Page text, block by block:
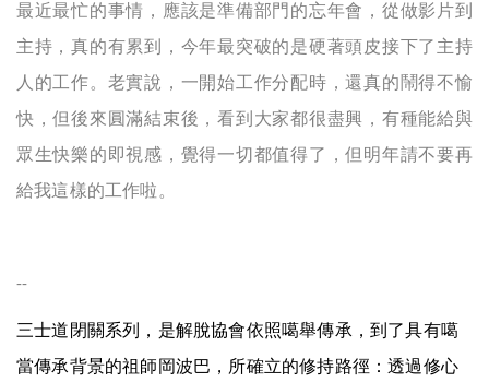
最近最忙的事情，應該是準備部門的忘年會，從做影片到
主持，真的有累到，今年最突破的是硬著頭皮接下了主持
人的工作。老實說，一開始工作分配時，還真的鬧得不愉
快，但後來圓滿結束後，看到大家都很盡興，有種能給與
眾生快樂的即視感，覺得一切都值得了，但明年請不要再
給我這樣的工作啦。
--
三士道閉關系列，是解脫協會依照噶舉傳承，到了具有噶
當傳承背景的祖師岡波巴，所確立的修持路徑：透過修心